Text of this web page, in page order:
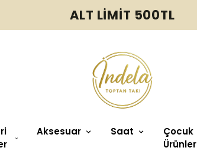
ALT LİMİT 500TL
Aksesuar Saat
Çocuk
Ürünler